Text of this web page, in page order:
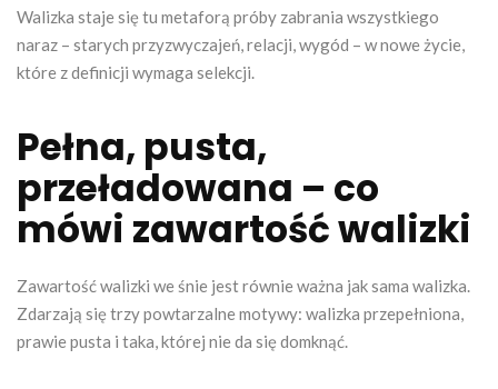
Walizka staje się tu metaforą próby zabrania wszystkiego
naraz – starych przyzwyczajeń, relacji, wygód – w nowe życie,
które z definicji wymaga selekcji.
Pełna, pusta,
przeładowana – co
mówi zawartość walizki
Zawartość walizki we śnie jest równie ważna jak sama walizka.
Zdarzają się trzy powtarzalne motywy: walizka przepełniona,
prawie pusta i taka, której nie da się domknąć.